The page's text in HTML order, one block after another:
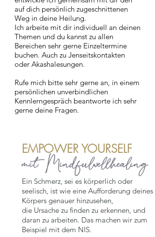
auf dich persönlich zugeschnittenen
Weg in deine Heilung.
Ich arbeite mit dir individuell an deinen
Themen und du kannst zu allen
Bereichen sehr gerne Einzeltermine
buchen. Auch zu Jenseitskontakten
oder Akashalesungen.
Rufe mich bitte sehr gerne an, in einem
persönlichen unverbindlichen
Kennlerngespräch beantworte ich sehr
gerne deine Fragen.
mit Mindfulwellhealing
EMPOWER YOURSELF
Ein Schmerz, sei es körperlich oder
seelisch, ist wie eine Aufforderung deines
Körpers genauer hinzusehen,
die Ursache zu finden zu erkennen, und
daran zu arbeiten. Das machen wir zum
Beispiel mit dem NIS.